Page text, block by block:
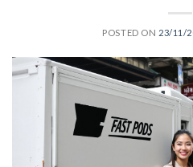
POSTED ON 23/11/